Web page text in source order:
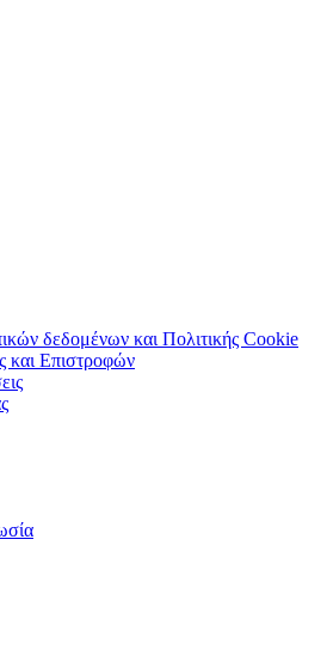
δεδομένων και Πολιτικής Cookie
και Επιστροφών